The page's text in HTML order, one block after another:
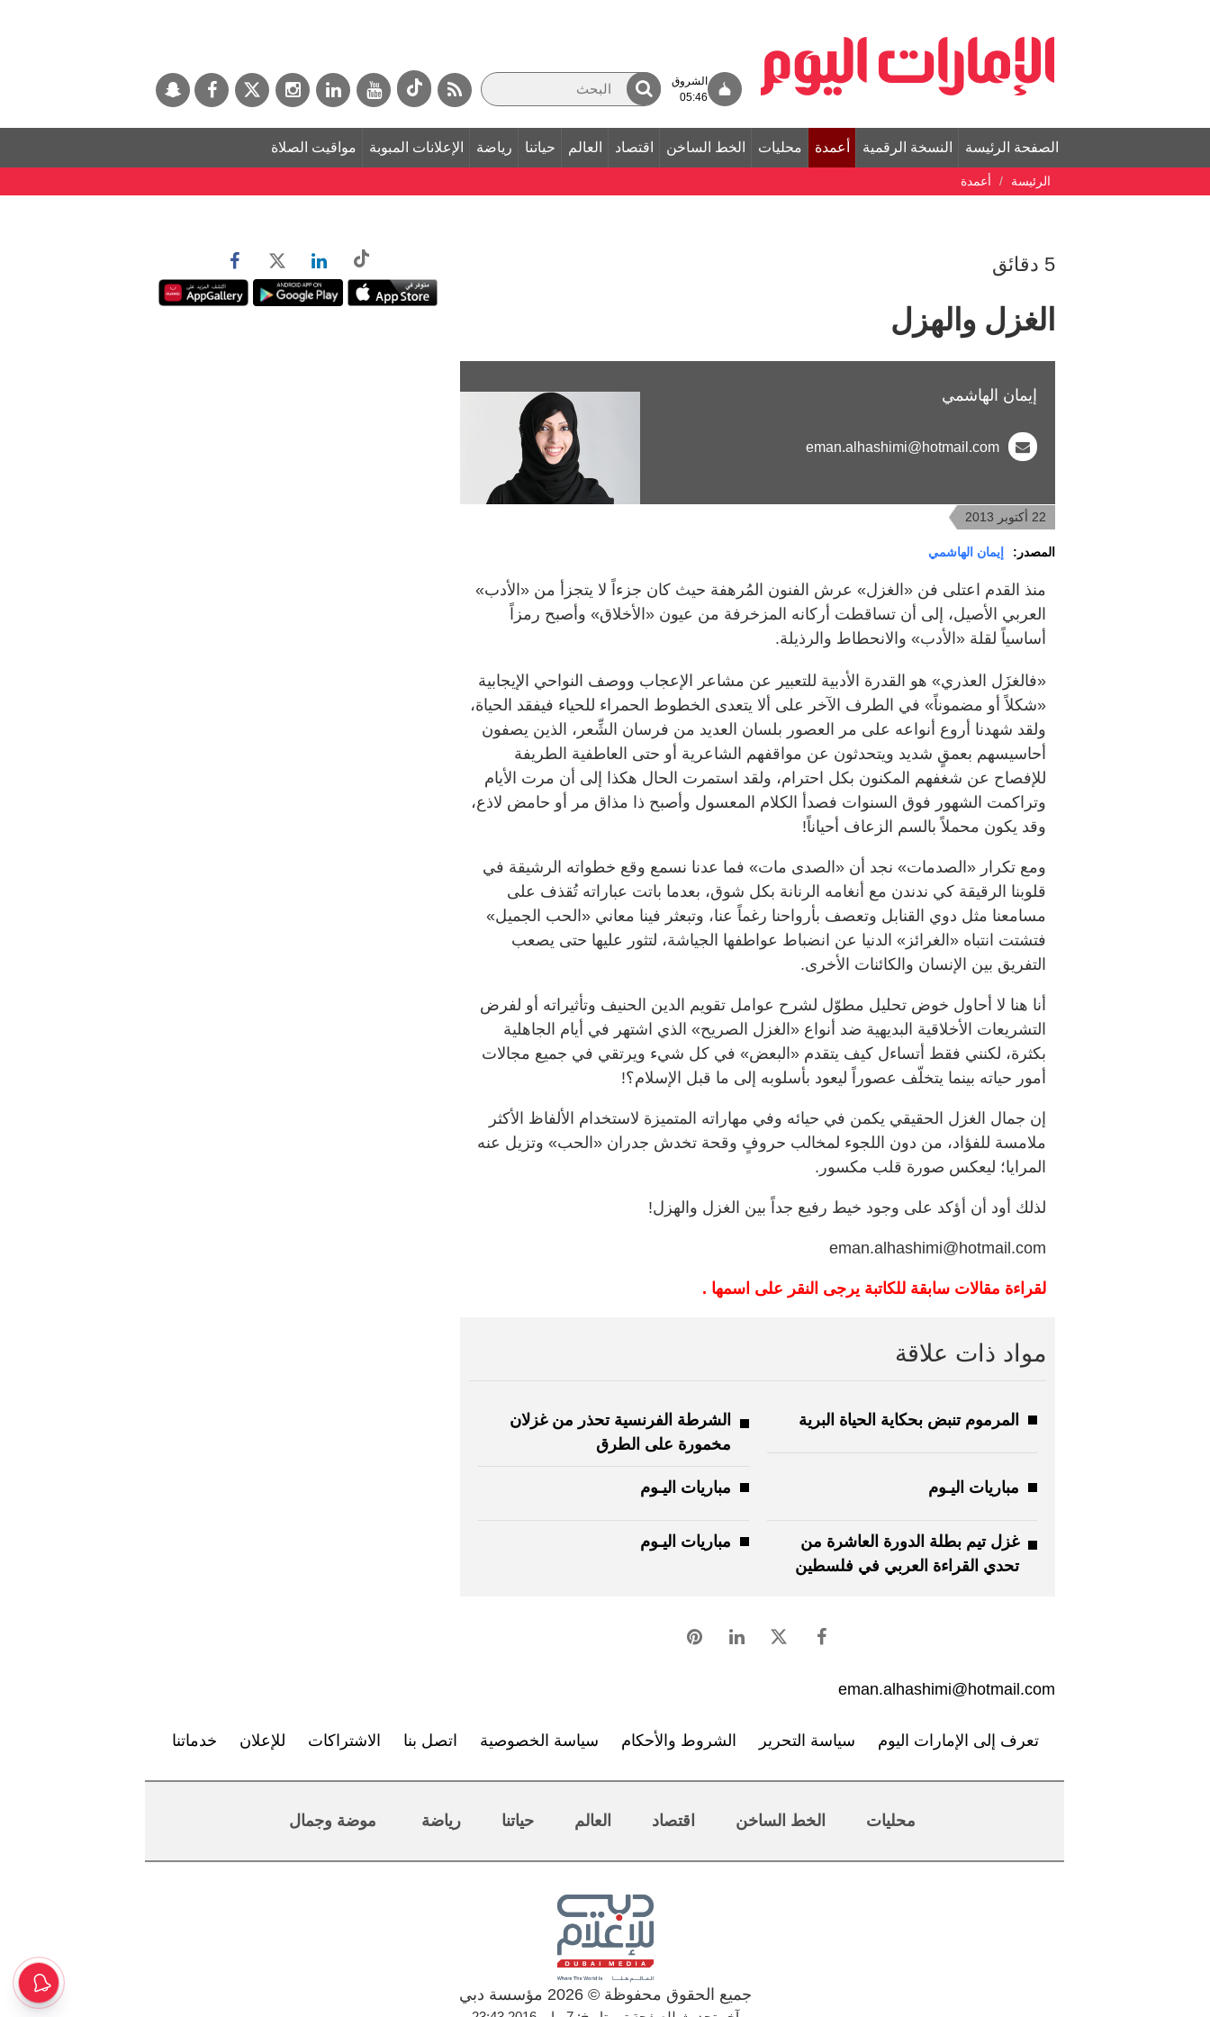
الشروق
05:46
الصفحة الرئيسة النسخة الرقمية أعمدة محليات الخط الساخن اقتصاد العالم حياتنا رياضة الإعلانات المبوبة مواقيت الصلاة
الرئيسة أعمدة
5 دقائق
الغزل والهزل
إيمان الهاشمي
eman.alhashimi@hotmail.com
22 أكتوبر 2013
المصدر: إيمان الهاشمي
منذ القدم اعتلى فن «الغزل» عرش الفنون المُرهفة حيث كان جزءاً لا يتجزأ من «الأدب»
العربي الأصيل، إلى أن تساقطت أركانه المزخرفة من عيون «الأخلاق» وأصبح رمزاً
أساسياً لقلة «الأدب» والانحطاط والرذيلة.
«فالغزَل العذري» هو القدرة الأدبية للتعبير عن مشاعر الإعجاب ووصف النواحي الإيجابية
«شكلاً أو مضموناً» في الطرف الآخر على ألا يتعدى الخطوط الحمراء للحياء فيفقد الحياة،
ولقد شهدنا أروع أنواعه على مر العصور بلسان العديد من فرسان الشِّعر، الذين يصفون
أحاسيسهم بعمقٍ شديد ويتحدثون عن مواقفهم الشاعرية أو حتى العاطفية الطريفة
للإفصاح عن شغفهم المكنون بكل احترام، ولقد استمرت الحال هكذا إلى أن مرت الأيام
وتراكمت الشهور فوق السنوات فصدأ الكلام المعسول وأصبح ذا مذاق مر أو حامض لاذع،
وقد يكون محملاً بالسم الزعاف أحياناً!
ومع تكرار «الصدمات» نجد أن «الصدى مات» فما عدنا نسمع وقع خطواته الرشيقة في
قلوبنا الرقيقة كي ندندن مع أنغامه الرنانة بكل شوق، بعدما باتت عباراته تُقذف على
مسامعنا مثل دوي القنابل وتعصف بأرواحنا رغماً عنا، وتبعثر فينا معاني «الحب الجميل»
فتشتت انتباه «الغرائز» الدنيا عن انضباط عواطفها الجياشة، لتثور عليها حتى يصعب
التفريق بين الإنسان والكائنات الأخرى.
أنا هنا لا أحاول خوض تحليل مطوّل لشرح عوامل تقويم الدين الحنيف وتأثيراته أو لفرض
التشريعات الأخلاقية البديهية ضد أنواع «الغزل الصريح» الذي اشتهر في أيام الجاهلية
بكثرة، لكنني فقط أتساءل كيف يتقدم «البعض» في كل شيء ويرتقي في جميع مجالات
أمور حياته بينما يتخلّف عصوراً ليعود بأسلوبه إلى ما قبل الإسلام؟!
إن جمال الغزل الحقيقي يكمن في حيائه وفي مهاراته المتميزة لاستخدام الألفاظ الأكثر
ملامسة للفؤاد، من دون اللجوء لمخالب حروفٍ وقحة تخدش جدران «الحب» وتزيل عنه
المرايا؛ ليعكس صورة قلب مكسور.
لذلك أود أن أؤكد على وجود خيط رفيع جداً بين الغزل والهزل!
eman.alhashimi@hotmail.com
لقراءة مقالات سابقة للكاتبة يرجى النقر على اسمها .
مواد ذات علاقة
المرموم تنبض بحكاية الحياة البرية
الشرطة الفرنسية تحذر من غزلان
مخمورة على الطرق
مباريات اليـوم مباريات اليـوم
غزل تيم بطلة الدورة العاشرة من
تحدي القراءة العربي في فلسطين
مباريات اليـوم
eman.alhashimi@hotmail.com
تعرف إلى الإمارات اليوم سياسة التحرير الشروط والأحكام سياسة الخصوصية اتصل بنا الاشتراكات للإعلان خدماتنا
محليات الخط الساخن اقتصاد العالم حياتنا رياضة موضة وجمال
جميع الحقوق محفوظة © 2026 مؤسسة دبي